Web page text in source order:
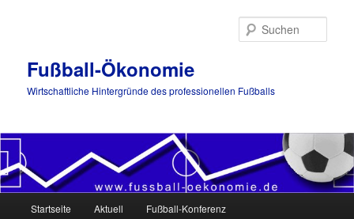
Fußball-Ökonomie
Wirtschaftliche Hintergründe des professionellen Fußballs
Zum
Zum
Startseite Aktuell Fußball-Konferenz